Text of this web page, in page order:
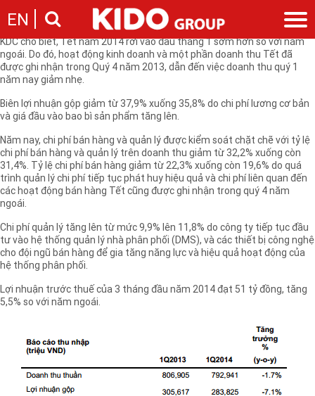
EN
Giới thiệu
Câu chuyện KIDO
Chặng đường
Cam kết của KIDO
Nhà sáng lập
Ngành hàng
Ngành dầu
Ngành bánh
Tin tức
Tin tức & sự kiện
Thông cáo báo chí của tập đoàn
Nhà đầu tư
Thông điệp
Ban điều hành
Báo cáo
Các công ty thành viên
Liên hệ
Liên hệ
Nghề nghiệp
Nhu cầu tuyển dụng
Lợi nhuận trước thuế của 3 tháng đầu năm 2014 của CTCP Kinh Đô
(mã KDC - HOSE) đạt 51 tỷ đồng, tăng 5,5% so với năm ngoái.
KDC cho biết, Tết năm 2014 rơi vào đầu tháng 1 sớm hơn so với năm
ngoái. Do đó, hoạt động kinh doanh và một phần doanh thu Tết đã
được ghi nhận trong Quý 4 năm 2013, dẫn đến việc doanh thu quý 1
năm nay giảm nhẹ.
Biên lợi nhuận gộp giảm từ 37,9% xuống 35,8% do chi phí lương cơ bản
và giá đầu vào bao bì sản phẩm tăng lên.
Năm nay, chi phí bán hàng và quản lý được kiểm soát chặt chẽ với tỷ lệ
chi phí bán hàng và quản lý trên doanh thu giảm từ 32,2% xuống còn
31,4%. Tỷ lệ chi phí bán hàng giảm từ 22,3% xuống còn 19,6% do quá
trình quản lý chi phí tiếp tục phát huy hiệu quả và chi phí liên quan đến
các hoạt động bán hàng Tết cũng được ghi nhận trong quý 4 năm
ngoái.
Chi phí quản lý tăng lên từ mức 9,9% lên 11,8% do công ty tiếp tục đầu
tư vào hệ thống quản lý nhà phân phối (DMS), và các thiết bị công nghệ
cho đội ngũ bán hàng để gia tăng năng lực và hiệu quả hoạt động của
hệ thống phân phối.
Lợi nhuận trước thuế của 3 tháng đầu năm 2014 đạt 51 tỷ đồng, tăng
5,5% so với năm ngoái.